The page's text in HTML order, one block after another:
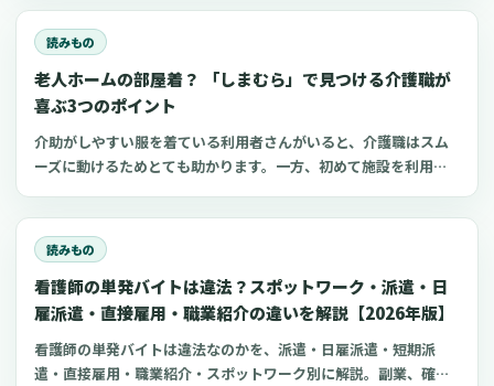
読みもの
老人ホームの部屋着？ 「しまむら」で見つける介護職が
喜ぶ3つのポイント
介助がしやすい服を着ている利用者さんがいると、介護職はスム
ーズに動けるためとても助かります。一方、初めて施設を利用す
道府県に約1,400店舗ある「しまむら」で手に入れられるアイテ
ムを中心に、老人ホームに入所した利用者さんと介護職にとって
快適な部屋着のポイントをご紹介します。
読みもの
看護師の単発バイトは違法？スポットワーク・派遣・日
雇派遣・直接雇用・職業紹介の違いを解説【2026年版】
看護師の単発バイトは違法なのかを、派遣・日雇派遣・短期派
遣・直接雇用・職業紹介・スポットワーク別に解説。副業、確定